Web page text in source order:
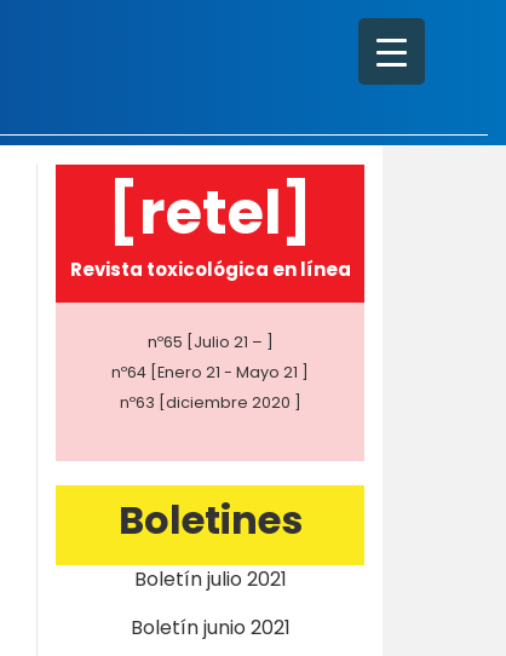
[retel]
Revista toxicológica en línea
nº65 [Julio 21 – ]
nº64 [Enero 21 - Mayo 21 ]
nº63 [diciembre 2020 ]
Boletines
Boletín julio 2021
Boletín junio 2021